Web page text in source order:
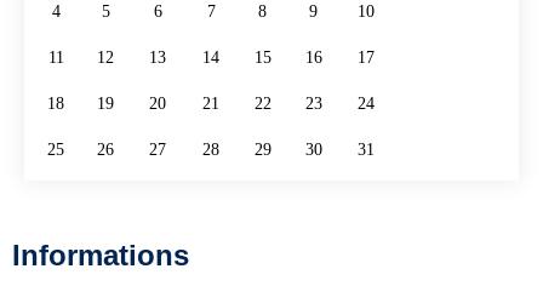
4 5 6 7 8 9 10
11 12 13 14 15 16 17
18 19 20 21 22 23 24
25 26 27 28 29 30 31
Informations